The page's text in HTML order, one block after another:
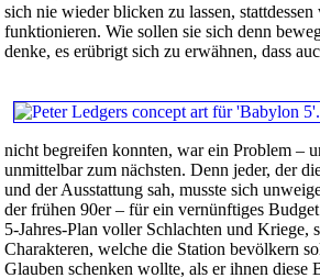
sich nie wieder blicken zu lassen,
funktionieren. Wie sollen sie sich denn
denke, es erübrigt sich zu erwähnen, dass
nicht begreifen konnten, war ein Problem –
unmittelbar zum nächsten. Denn jeder, der
und der Ausstattung sah, musste sich
der frühen 90er – für ein vernünftiges
5-Jahres-Plan voller Schlachten und
Charakteren, welche die Station bevölkern
Glauben schenken wollte, als er ihnen